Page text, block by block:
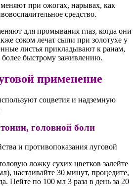
при ожогах, нарывах, как
средство.
для промывания глаз, когда они
соком лечат сыпи при золотухе у
листья прикладывают к ранам,
более быстрому заживлению.
применение
соцветия и надземную
головной боли
ложку сухих цветков залейте
настаивайте 30 минут, процедите,
Пейте по 100 мл 3 раза в день за 20